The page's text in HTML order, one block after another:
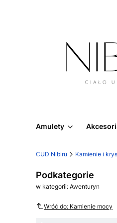
Amulety
CUD Nibiru Kamienie i
Podkategorie
w kategorii: Awenturyn
Wróć do: Kamienie mocy